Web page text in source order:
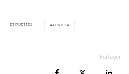
ÉTIQUETTES APRILIA
Partager